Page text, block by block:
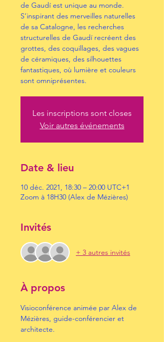
de Gaudí est unique au monde.
S’inspirant des merveilles naturelles
de sa Catalogne, les recherches
structurelles de Gaudí recréent des
grottes, des coquillages, des vagues
de céramiques, des silhouettes
fantastiques, où lumière et couleurs
sont omniprésentes.
Les inscriptions sont closes
Voir autres événements
Date & lieu
10 déc. 2021, 18:30 – 20:00 UTC+1
Zoom à 18H30 (Alex de Mézières)
Invités
+ 3 autres invités
À propos
Visioconférence animée par Alex de
Mézières, guide-conférencier et
architecte.